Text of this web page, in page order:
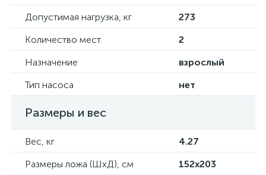
Допустимая нагрузка, кг
273
Количество мест
2
Назначение
взрослый
Тип насоса
нет
Размеры и вес
Вес, кг
4.27
Размеры ложа (ШхД), см
152х203